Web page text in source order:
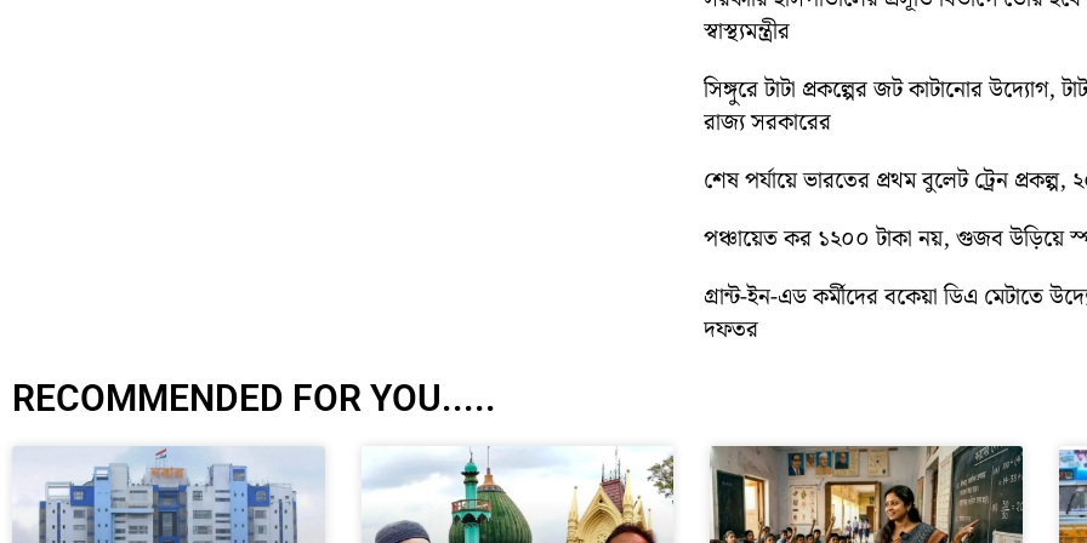
স্বাস্থ্যমন্ত্রীর
সিঙ্গুরে টাটা প্রকল্পের জট কাটানোর উদ্যোগ,
রাজ্য সরকারের
শেষ পর্যায়ে ভারতের প্রথম বুলেট ট্রেন
পঞ্চায়েত কর ১২০০ টাকা নয়, গুজব উড়িয়ে
গ্রান্ট-ইন-এড কর্মীদের বকেয়া ডিএ মেটাতে
দফতর
RECOMMENDED FOR YOU.....